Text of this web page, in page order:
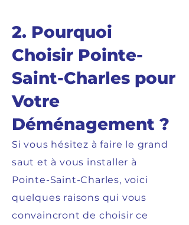
2. Pourquoi
Choisir Pointe-
Saint-Charles pour
Votre
Déménagement ?
Si vous hésitez à faire le grand
saut et à vous installer à
Pointe-Saint-Charles, voici
quelques raisons qui vous
convaincront de choisir ce